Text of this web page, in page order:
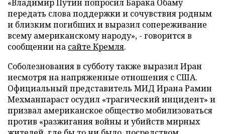
«Владимир Путин попросил Барака Обаму
передать слова поддержки и сочувствия родным
и близким погибших и выразил сопереживание
всему американскому народу», - говорится в
сообщении на сайте Кремля.
Соболезнования в субботу также выразил Иран
несмотря на напряженные отношения с США.
Официальный представитель МИД Ирана Рамин
Мехманпараст осудил «трагический инцидент» и
призвал американское общество мобилизоваться
против «разжигания войны и убийств мирных